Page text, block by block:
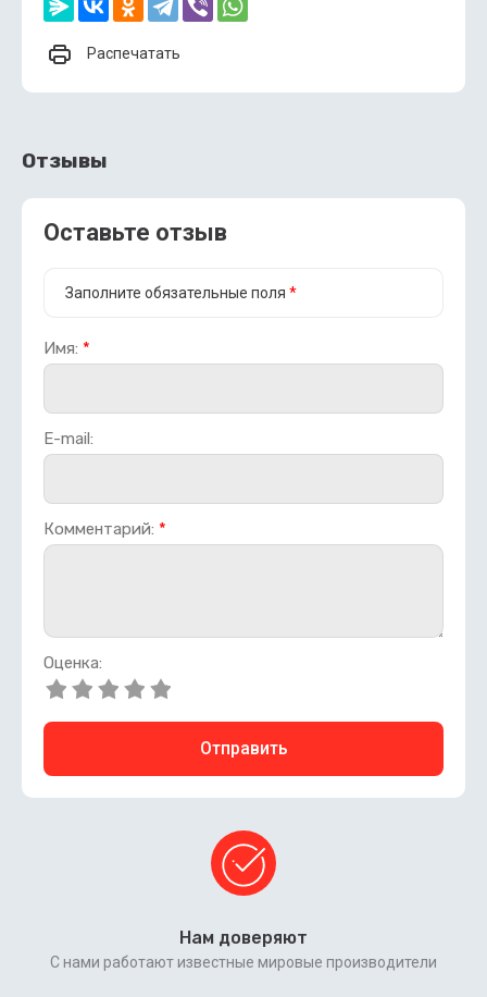
Распечатать
Отзывы
Оставьте отзыв
Заполните обязательные поля *
Имя: *
E-mail:
Комментарий: *
Оценка:
Отправить
Нам доверяют
С нами работают известные мировые производители